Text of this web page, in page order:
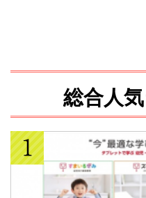
総合人